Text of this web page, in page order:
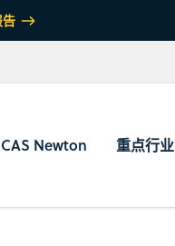
CAS Newton 重点行业